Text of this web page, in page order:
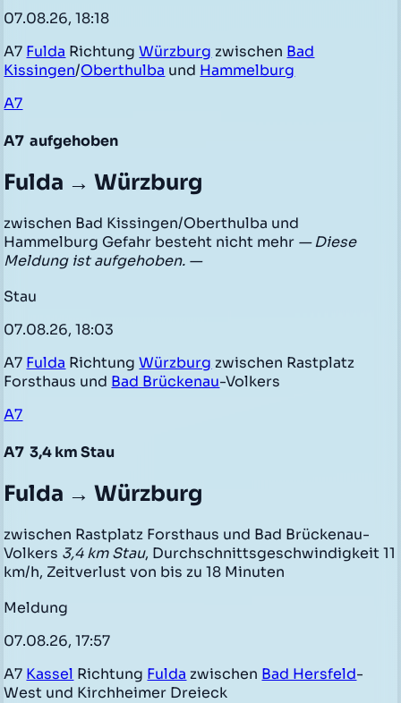
07.08.26, 18:18
A7 Fulda RichtungWürzburg zwischen Bad
Kissingen/Oberthulba und Hammelburg
A7
A7 aufgehoben
Fulda → Würzburg
zwischen Bad Kissingen/Oberthulba und
Hammelburg Gefahr besteht nicht mehr — Diese
Meldung ist aufgehoben. —
Stau
07.08.26, 18:03
A7 Fulda RichtungWürzburg zwischen Rastplatz
Forsthaus und Bad Brückenau-Volkers
A7
A7 3,4 km Stau
Fulda → Würzburg
zwischen Rastplatz Forsthaus und Bad Brückenau-
Volkers 3,4 km Stau, Durchschnittsgeschwindigkeit 11
km/h, Zeitverlust von bis zu 18 Minuten
Meldung
07.08.26, 17:57
A7 Kassel Richtung Fulda zwischen Bad Hersfeld-
West und Kirchheimer Dreieck